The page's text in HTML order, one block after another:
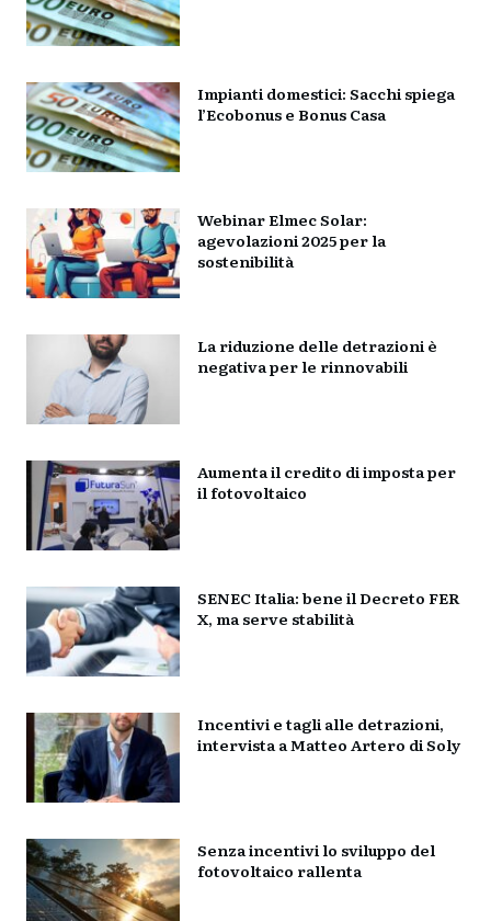
Impianti domestici: Sacchi spiega
l’Ecobonus e Bonus Casa
Webinar Elmec Solar:
agevolazioni 2025 per la
sostenibilità
La riduzione delle detrazioni è
negativa per le rinnovabili
Aumenta il credito di imposta per
il fotovoltaico
SENEC Italia: bene il Decreto FER
X, ma serve stabilità
Incentivi e tagli alle detrazioni,
intervista a Matteo Artero di Soly
Senza incentivi lo sviluppo del
fotovoltaico rallenta